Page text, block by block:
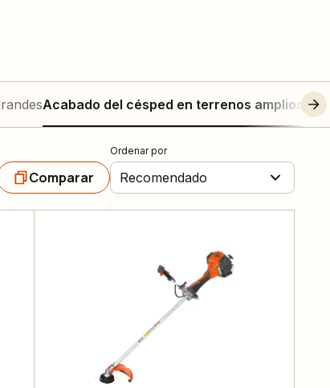
Acabado del césped en terrenos amplios y
Comparar
Ordenar por
Recomendado